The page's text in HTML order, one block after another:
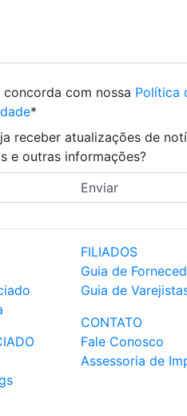
concorda com nossa Política
*
receber atualizações de
e outras informações?
FILIADOS
Guia de
Guia de
CONTATO
Fale Conosco
Assessoria de